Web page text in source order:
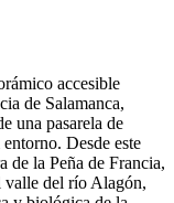
accesible
de Salamanca,
una pasarela de
Desde este
de la Peña de Francia,
valle del río Alagón,